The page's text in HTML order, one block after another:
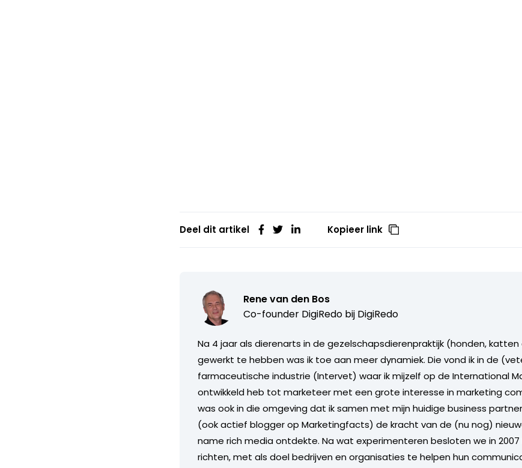
Deel dit artikel Kopieer link
Rene van den Bos
Co-founder DigiRedo bij DigiRedo
Na 4 jaar als dierenarts in de gezelschapsdierenpraktijk (honden, katten
gewerkt te hebben was ik toe aan meer dynamiek. Die vond ik in de
farmaceutische industrie (Intervet) waar ik mijzelf op de International
ontwikkeld heb tot marketeer met een grote interesse in marketing
was ook in die omgeving dat ik samen met mijn huidige business partner
(ook actief blogger op Marketingfacts) de kracht van de (nu nog)
name rich media ontdekte. Na wat experimenteren besloten we in 2007
richten, met als doel bedrijven en organisaties te helpen hun